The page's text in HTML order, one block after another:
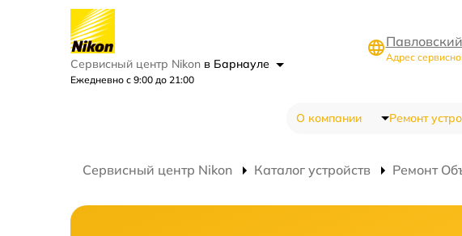
Сервисный центр Nikon в Барнауле
Ежедневно с 9:00 до 21:00
Адрес
О компании Ремонт
Сервисный центр Nikon Каталог устройств Ремонт